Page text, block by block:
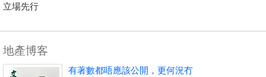
立場先行
地產博客
有著數都唔應該公開，更何況冇